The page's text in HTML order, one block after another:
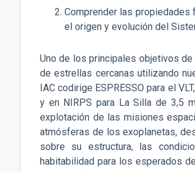
Comprender las
el origen y evolución del
Uno de los principales objetivos
de estrellas cercanas utilizando
IAC codirige ESPRESSO para el
y en NIRPS para La Silla de 3,5
explotación de las misiones
atmósferas de los exoplanetas,
sobre su estructura, las
habitabilidad para los esperados